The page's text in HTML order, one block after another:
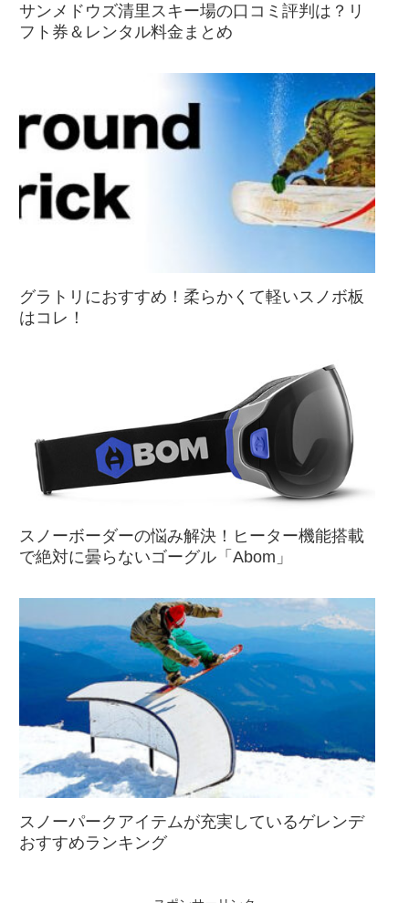
サンメドウズ清里スキー場の口コミ評判は？リ
フト券＆レンタル料金まとめ
グラトリにおすすめ！柔らかくて軽いスノボ板
はコレ！
スノーボーダーの悩み解決！ヒーター機能搭載
で絶対に曇らないゴーグル「Abom」
スノーパークアイテムが充実しているゲレンデ
おすすめランキング